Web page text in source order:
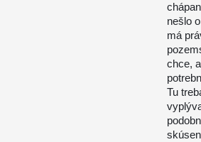
nešlo
má
chce,
Tu